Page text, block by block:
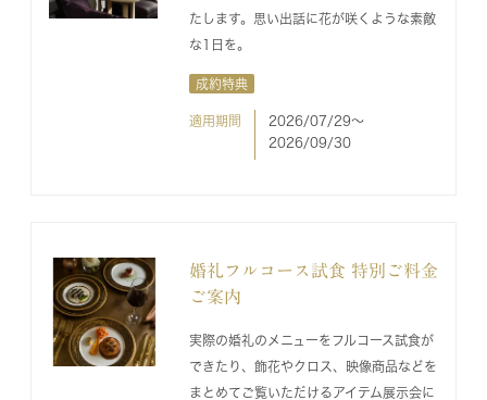
たします。思い出話に花が咲くような素敵
な1日を。
成約特典
適用期間
2026/07/29〜
2026/09/30
婚礼フルコース試食 特別ご料金
ご案内
実際の婚礼のメニューをフルコース試食が
できたり、飾花やクロス、映像商品などを
まとめてご覧いただけるアイテム展示会に